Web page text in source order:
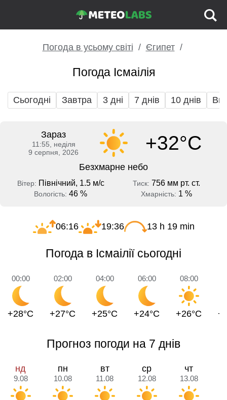
Погода в усьому світі Єгипет
Погода Ісмаілія
Сьогодні Завтра 3 дні 7 днів 10 днів
Зараз
11:55, неділя
9 серпня, 2026
+32°C
Безхмарне небо
Вітер: Північний, 1.5 м/с Тиск: 756 мм рт. ст.
Вологість: 46 % Хмарність: 1 %
06:16 19:36 13 h 19 min
Погода в Ісмаілії сьогодні
00:00
+28°C
02:00
+27°C
04:00
+25°C
06:00
+24°C
08:00
+26°C
Прогноз погоди на 7 днів
нд
9.08
пн
10.08
вт
11.08
ср
12.08
чт
13.08